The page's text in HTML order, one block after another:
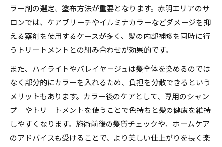
ラー剤の選定、塗布方法が重要となります。赤羽エリアのサ
ロンでは、ケアブリーチやイルミナカラーなどダメージを抑
える薬剤を使用するケースが多く、髪の内部補修を同時に行
うトリートメントとの組み合わせが効果的です。
また、ハイライトやバレイヤージュは髪全体を染めるのでは
なく部分的にカラーを入れるため、負担を分散できるという
メリットもあります。カラー後のケアとして、専用のシャン
プーやトリートメントを使うことで色持ちと髪の健康を維持
しやすくなります。施術前後の髪質チェックや、ホームケア
のアドバイスも受けることで、より美しい仕上がりを長く楽